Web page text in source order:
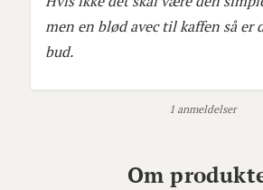
men en blød avec til kaffen så er
bud.
1 anmeldelser
Om